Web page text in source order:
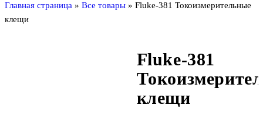
Главная страница » Все товары » Fluke-381 Токоизмерительные
клещи
Fluke-381
клещи